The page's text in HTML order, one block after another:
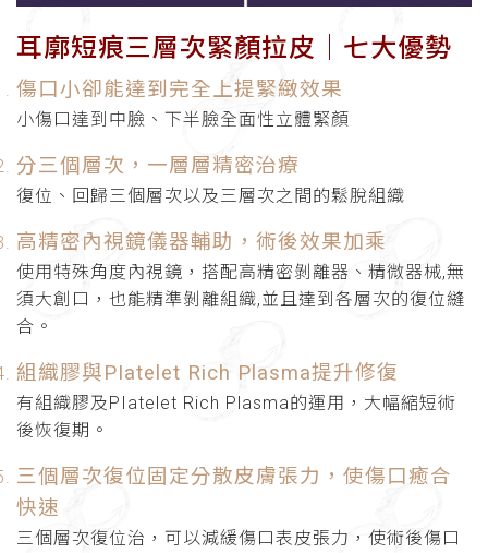
耳廓短痕三層次緊顏拉皮│七大優勢
傷口小卻能達到完全上提緊緻效果
小傷口達到中臉、下半臉全面性立體緊顏
分三個層次，一層層精密治療
復位、回歸三個層次以及三層次之間的鬆脫組織
高精密內視鏡儀器輔助，術後效果加乘
使用特殊角度內視鏡，搭配高精密剝離器、精微器械,無
須大創口，也能精準剝離組織,並且達到各層次的復位縫
合。
組織膠與PIatelet Rich Plasma提升修復
有組織膠及PIatelet Rich Plasma的運用，大幅縮短術
後恢復期。
三個層次復位固定分散皮膚張力，使傷口癒合
快速
三個層次復位治，可以減緩傷口表皮張力，使術後傷口